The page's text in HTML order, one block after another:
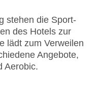
stehen die Sport-
des Hotels zur
lädt zum Verweilen
Angebote,
Aerobic.